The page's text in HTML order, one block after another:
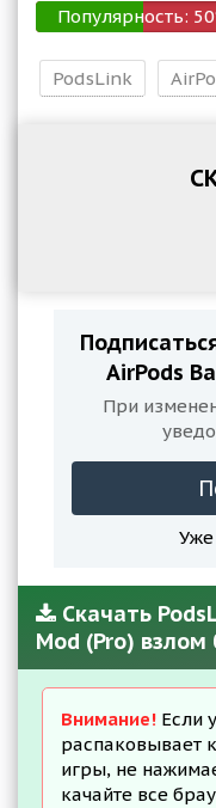
Популярность: 50
PodsLink
AirPods
При
Уже
Скачать
Mod (Pro) взлом
Внимание! Если
распаковывает
игры, не
качайте все